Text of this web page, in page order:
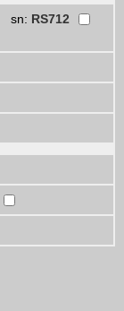
sn: RS712